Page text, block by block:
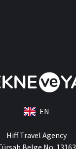
EN
Hiff Travel Agency